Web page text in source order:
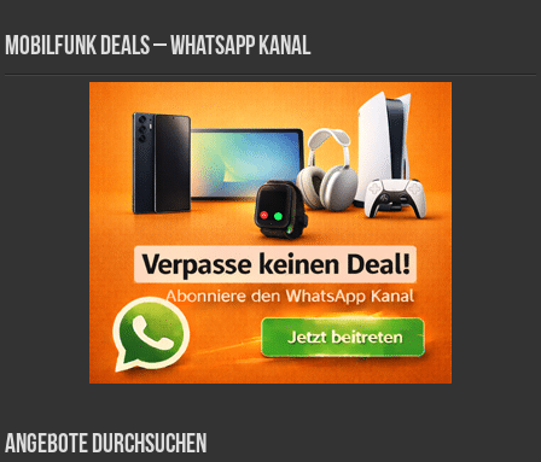
Mobilfunk Deals – WhatsApp Kanal
Angebote durchsuchen